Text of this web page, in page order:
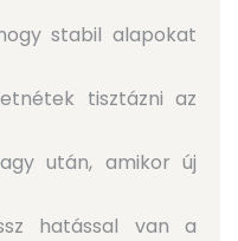
stabil alapokat
tisztázni az
után, amikor új
hatással van a